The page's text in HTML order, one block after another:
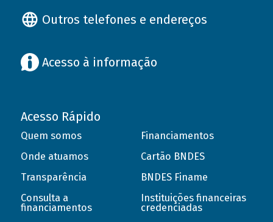
Outros telefones e endereços
Acesso à informação
Acesso Rápido
Quem somos
Onde atuamos
Transparência
Consulta a
financiamentos
Financiamentos
Cartão BNDES
BNDES Finame
Instituições financeiras
credenciadas